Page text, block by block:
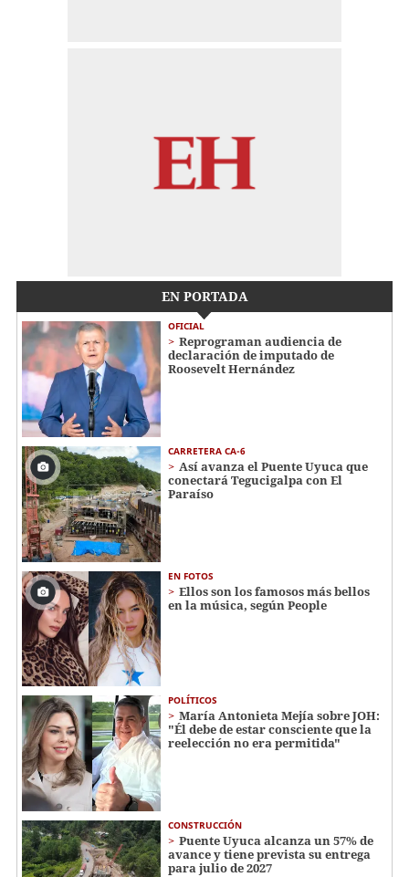
EN PORTADA
OFICIAL
Reprograman audiencia de
declaración de imputado de
Roosevelt Hernández
CARRETERA CA-6
Así avanza el Puente Uyuca que
conectará Tegucigalpa con El
Paraíso
EN FOTOS
Ellos son los famosos más bellos
en la música, según People
POLÍTICOS
María Antonieta Mejía sobre JOH:
"Él debe de estar consciente que la
reelección no era permitida"
CONSTRUCCIÓN
Puente Uyuca alcanza un 57% de
avance y tiene prevista su entrega
para julio de 2027